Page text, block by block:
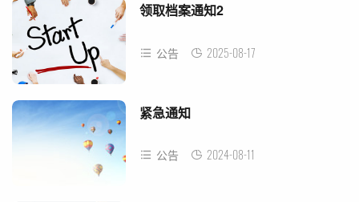
领取档案通知2
公告 2025-08-17
紧急通知
公告 2024-08-11